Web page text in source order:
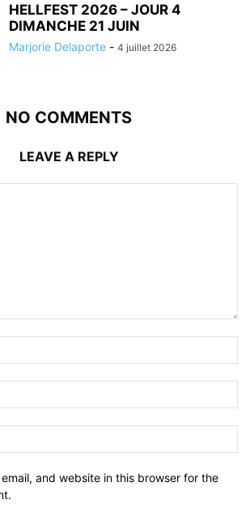
HELLFEST 2026 – JOUR 4
DIMANCHE 21 JUIN
Marjorie Delaporte - 4 juillet 2026
NO COMMENTS
LEAVE A REPLY
and website in this browser for the